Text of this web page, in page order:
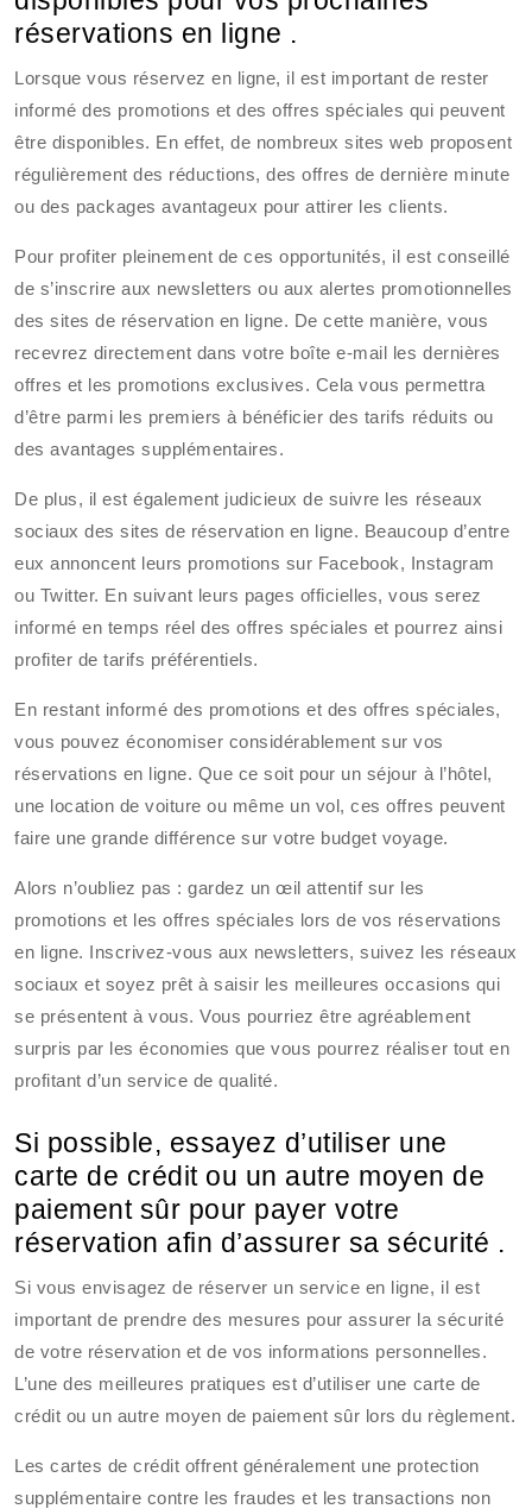
réservations en ligne .
Lorsque vous réservez en ligne, il est important de rester
informé des promotions et des offres spéciales qui peuvent
être disponibles. En effet, de nombreux sites web proposent
régulièrement des réductions, des offres de dernière minute
ou des packages avantageux pour attirer les clients.
Pour profiter pleinement de ces opportunités, il est conseillé
de s’inscrire aux newsletters ou aux alertes promotionnelles
des sites de réservation en ligne. De cette manière, vous
recevrez directement dans votre boîte e-mail les dernières
offres et les promotions exclusives. Cela vous permettra
d’être parmi les premiers à bénéficier des tarifs réduits ou
des avantages supplémentaires.
De plus, il est également judicieux de suivre les réseaux
sociaux des sites de réservation en ligne. Beaucoup d’entre
eux annoncent leurs promotions sur Facebook, Instagram
ou Twitter. En suivant leurs pages officielles, vous serez
informé en temps réel des offres spéciales et pourrez ainsi
profiter de tarifs préférentiels.
En restant informé des promotions et des offres spéciales,
vous pouvez économiser considérablement sur vos
réservations en ligne. Que ce soit pour un séjour à l’hôtel,
une location de voiture ou même un vol, ces offres peuvent
faire une grande différence sur votre budget voyage.
Alors n’oubliez pas : gardez un œil attentif sur les
promotions et les offres spéciales lors de vos réservations
en ligne. Inscrivez-vous aux newsletters, suivez les réseaux
sociaux et soyez prêt à saisir les meilleures occasions qui
se présentent à vous. Vous pourriez être agréablement
surpris par les économies que vous pourrez réaliser tout en
profitant d’un service de qualité.
Si possible, essayez d’utiliser une
carte de crédit ou un autre moyen de
paiement sûr pour payer votre
réservation afin d’assurer sa sécurité .
Si vous envisagez de réserver un service en ligne, il est
important de prendre des mesures pour assurer la sécurité
de votre réservation et de vos informations personnelles.
L’une des meilleures pratiques est d’utiliser une carte de
crédit ou un autre moyen de paiement sûr lors du règlement.
Les cartes de crédit offrent généralement une protection
supplémentaire contre les fraudes et les transactions non